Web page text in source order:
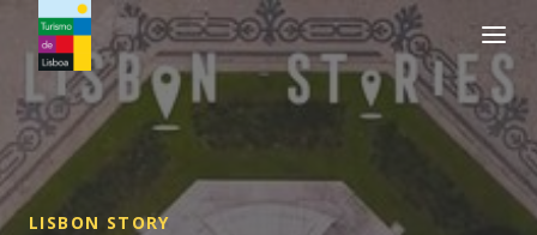
Logo di Turismo de Lisboa
LISBON STORY